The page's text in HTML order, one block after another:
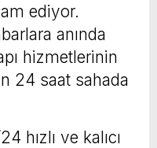
ediyor.
anında
hizmetlerinin
24 saat sahada
hızlı ve kalıcı